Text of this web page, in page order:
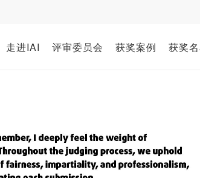
走进IAI 评审委员会 获奖案例 获奖